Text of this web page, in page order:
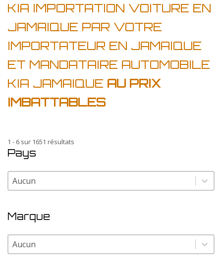
KIA IMPORTATION VOITURE EN
JAMAIQUE PAR VOTRE
IMPORTATEUR EN JAMAIQUE
ET MANDATAIRE AUTOMOBILE
KIA JAMAIQUE AU PRIX
IMBATTABLES
1 - 6 sur 1651 résultats
Pays
Pays
Pays
Marque
Marque
Marque